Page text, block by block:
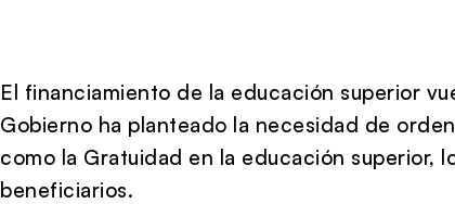
El financiamiento de la educación superior
Gobierno ha planteado la necesidad de
como la Gratuidad en la educación superior,
beneficiarios.